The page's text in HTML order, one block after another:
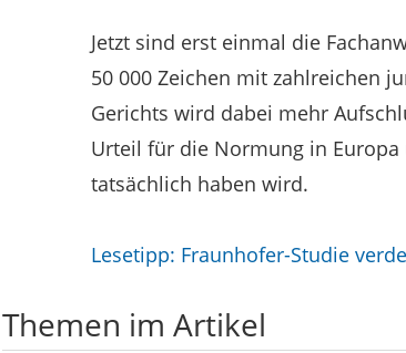
Jetzt sind erst einmal die
50 000 Zeichen mit zahlreichen
Gerichts wird dabei mehr
Urteil für die Normung in
tatsächlich haben wird.
Lesetipp: Fraunhofer-Studie
Themen im Artikel